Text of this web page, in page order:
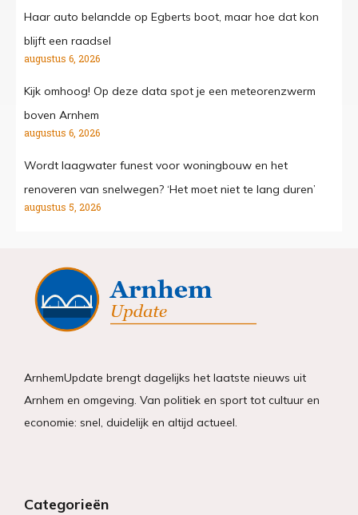
Haar auto belandde op Egberts boot, maar hoe dat kon
blijft een raadsel
augustus 6, 2026
Kijk omhoog! Op deze data spot je een meteorenzwerm
boven Arnhem
augustus 6, 2026
Wordt laagwater funest voor woningbouw en het
renoveren van snelwegen? ‘Het moet niet te lang duren’
augustus 5, 2026
ArnhemUpdate brengt dagelijks het laatste nieuws uit
Arnhem en omgeving. Van politiek en sport tot cultuur en
economie: snel, duidelijk en altijd actueel.
Categorieën